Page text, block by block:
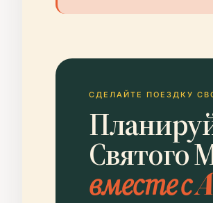
СДЕЛАЙТЕ ПОЕЗДКУ
Святого
вместе с